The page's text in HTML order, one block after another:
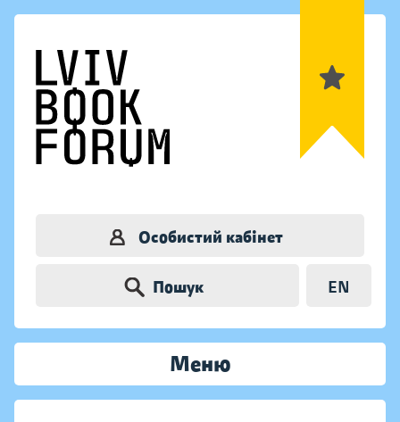
Особистий кабінет
Пошук EN
Меню